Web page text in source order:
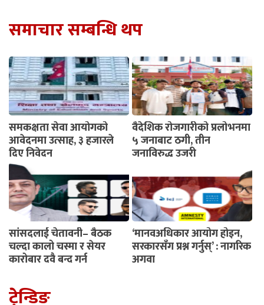
समाचार सम्बन्धि थप
समकक्षता सेवा आयोगको
आवेदनमा उत्साह, ३ हजारले
दिए निवेदन
वैदेशिक रोजगारीको प्रलोभनमा
५ जनाबाट ठगी, तीन
जनाविरुद्ध उजुरी
सांसदलाई चेतावनी– बैठक
चल्दा कालो चस्मा र सेयर
कारोबार दुवै बन्द गर्नू
‘मानवअधिकार आयोग होइन,
सरकारसँग प्रश्न गर्नुस्’ : नागरिक
अगुवा
ट्रेन्डिङ